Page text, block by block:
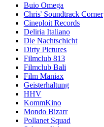
Buio Omega
Chris' Soundtrack Corner
Cineploit Records
Deliria Italiano
Die Nachtschicht
Dirty Pictures
Filmclub 813
Filmclub Bali
Film Maniax
Geisterhaltung
HHV
KommKino
Mondo Bizarr
Pollanet Squad